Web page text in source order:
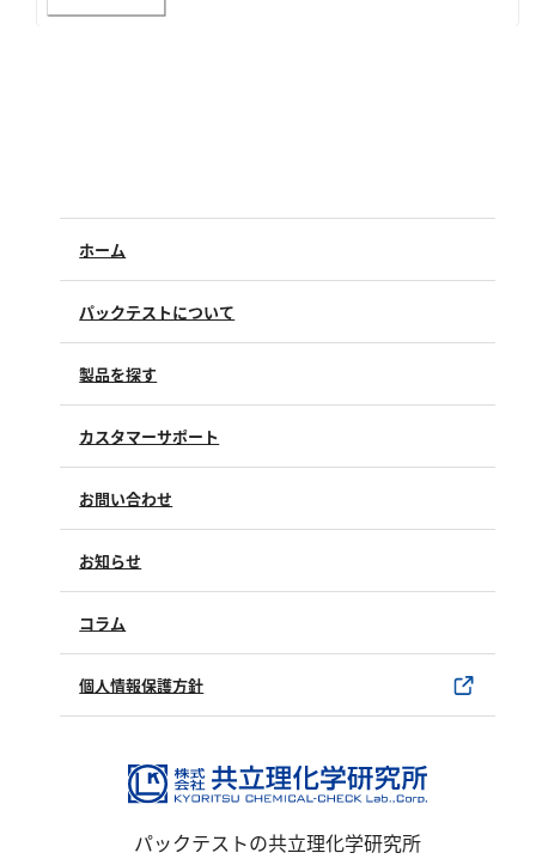
ホーム
パックテストについて
製品を探す
カスタマーサポート
製品のご購入について
SDSについて
水銀使用製品について
該非判定書について
お問い合わせ
試薬サンプル
製品カタログ
お知らせ
コラム
個人情報保護方針
パックテストの共立理化学研究所
硝酸
全りん
その他
塩化物
アルカリ度
pH
ほう素
シアン
界面活性剤
ふっ素
グルコース
過酸化水素
ヒドラジン
フェノール